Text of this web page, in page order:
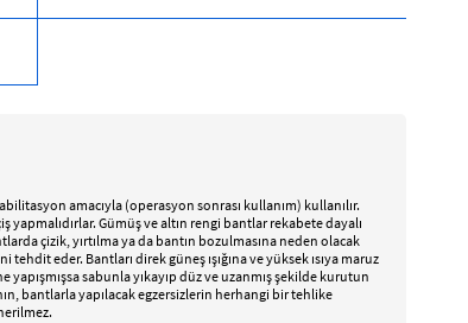
amacıyla (operasyon sonrası kullanım) kullanılır.
Gümüş ve altın rengi bantlar rekabete dayalı
çizik, yırtılma ya da bantın bozulmasına neden olacak
eder. Bantları direk güneş ışığına ve yüksek ısıya maruz
sabunla yıkayıp düz ve uzanmış şekilde kurutun
bantlarla yapılacak egzersizlerin herhangi bir tehlike